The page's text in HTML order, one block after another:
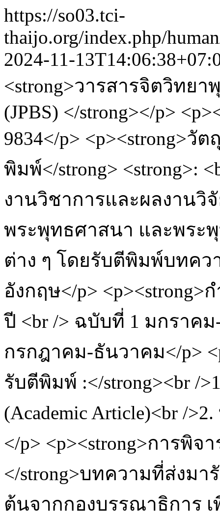
https://so03.tci-
thaijo.org/index.php/
2024-11-
<strong>วารสารจิตวิทย
(JPBS) </strong></p>
9834</p> <p><strong>
พิมพ์</strong> <strong>:
งานวิชาการและผลงานวิ
พระพุทธศาสนา และพระ
ต่าง ๆ โดยรับตีพิมพ์บทค
อังกฤษ</p>
ปี <br /> ฉบับที่ 1 มกราค
กรกฎาคม-ธันวาคม</p>
รับตีพิมพ์ :</strong><br /
(Academic Article)<br /
</p> <p><strong>การพิ
</strong>บทความที่ส่งม
ต้นจากกองบรรณาธิการ